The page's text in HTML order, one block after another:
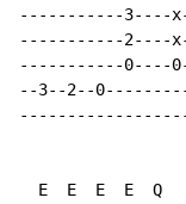
-----------3----
-----------2----
-----------0----
--3--2--
E  E  E  E  Q